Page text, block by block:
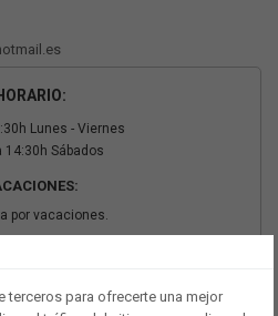
Lunes - Viernes
14:30h Sábados
por vacaciones.
para ofrecerte una mejor